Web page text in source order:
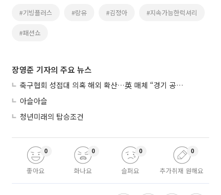
#기빙플러스 #랑유 #김정아 #지속가능한럭셔리
#패션쇼
장영준 기자의 주요 뉴스
축구협회 성접대 의혹 해외 확산…英 매체 “경기 공정성 의문”
아슬아슬
청년미래의 탑승조건
좋아요
0
화나요
0
슬퍼요
0
추가취재 원해요
0